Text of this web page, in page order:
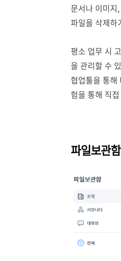
문서나 이미지
파일을 삭제하
평소 업무 시
을 관리할 수
협업툴을 통해
험을 통해 직
파일보관